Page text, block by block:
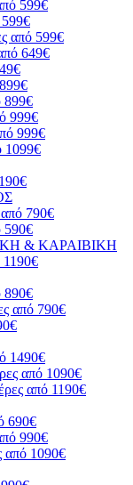
599€
599€
από 599€
649€
899€
999€
999€
1099€
790€
590€
& ΚΑΡΑΙΒΙΚΗ
1190€
890€
από 790€
1490€
από 1090€
από 1190€
690€
990€
από 1090€